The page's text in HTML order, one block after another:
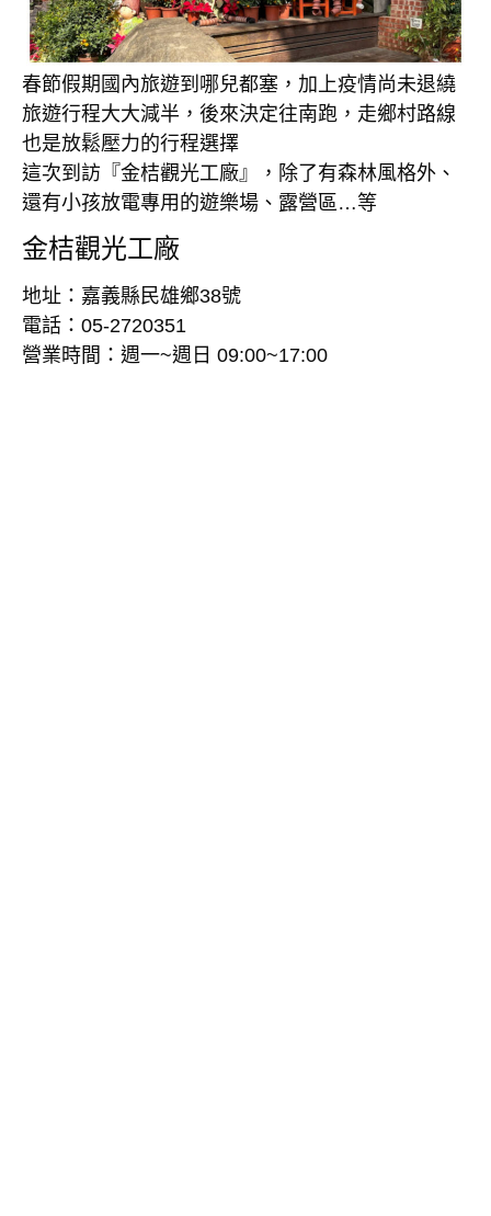
春節假期國內旅遊到哪兒都塞，加上疫情尚未退繞
旅遊行程大大減半，後來決定往南跑，走鄉村路線
也是放鬆壓力的行程選擇
這次到訪『金桔觀光工廠』，除了有森林風格外、
還有小孩放電專用的遊樂場、露營區…等
金桔觀光工廠
地址：嘉義縣民雄鄉38號
電話：05-2720351
營業時間：週一~週日 09:00~17:00